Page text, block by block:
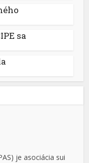
sa
je asociácia sui